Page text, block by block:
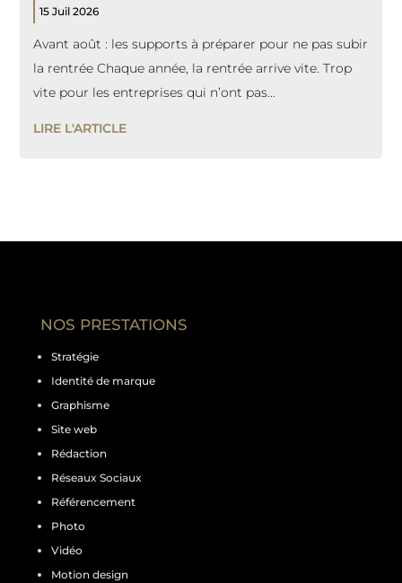
15 Juil 2026
Avant août : les supports à préparer pour ne pas subir
la rentrée Chaque année, la rentrée arrive vite. Trop
vite pour les entreprises qui n’ont pas...
LIRE L'ARTICLE
NOS PRESTATIONS
Stratégie
Identité de marque
Graphisme
Site web
Rédaction
Réseaux Sociaux
Référencement
Photo
Vidéo
Motion design